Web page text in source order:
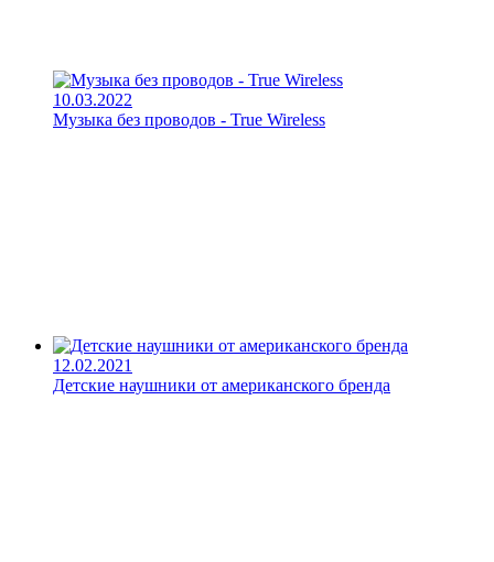
10.03.2022
Музыка без проводов - True Wireless
12.02.2021
Детские наушники от американского бренда